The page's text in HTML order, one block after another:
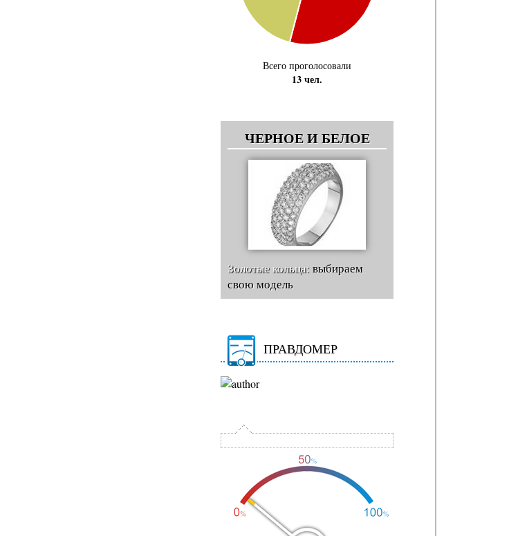
Всего проголосовали
13 чел.
ЧЕРНОЕ И БЕЛОЕ
Золотые кольца:выбираем
свою модель
ПРАВДОМЕР